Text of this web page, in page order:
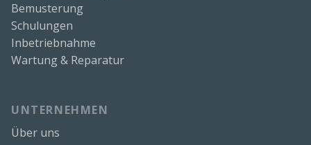
Bemusterung
Schulungen
Inbetriebnahme
Wartung & Reparatur
UNTERNEHMEN
Über uns